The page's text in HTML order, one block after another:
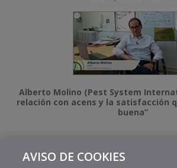
Alberto Molino (Pest System
relación con acens y la satisfacción
buena”
AVISO DE COOKIES